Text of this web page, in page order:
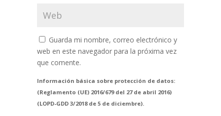
Guarda mi nombre, correo electrónico y
web en este navegador para la próxima vez
que comente.
Información básica sobre protección de datos:
(Reglamento (UE) 2016/679 del 27 de abril 2016)
(LOPD-GDD 3/2018 de 5 de diciembre).